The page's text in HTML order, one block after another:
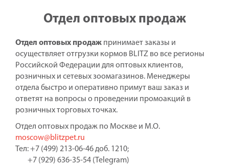
Отдел оптовых продаж
Отдел оптовых продаж принимает заказы и
осуществляет отгрузки кормов BLITZ во все регионы
Российской Федерации для оптовых клиентов,
розничных и сетевых зоомагазинов. Менеджеры
отдела быстро и оперативно примут ваш заказ и
ответят на вопросы о проведении промоакций в
розничных торговых точках.
Отдел оптовых продаж по Москве и М.О.
moscow@blitzpet.ru
Тел: +7 (499) 213-06-46 доб. 1210;
+7 (929) 636-35-54 (Telegram)